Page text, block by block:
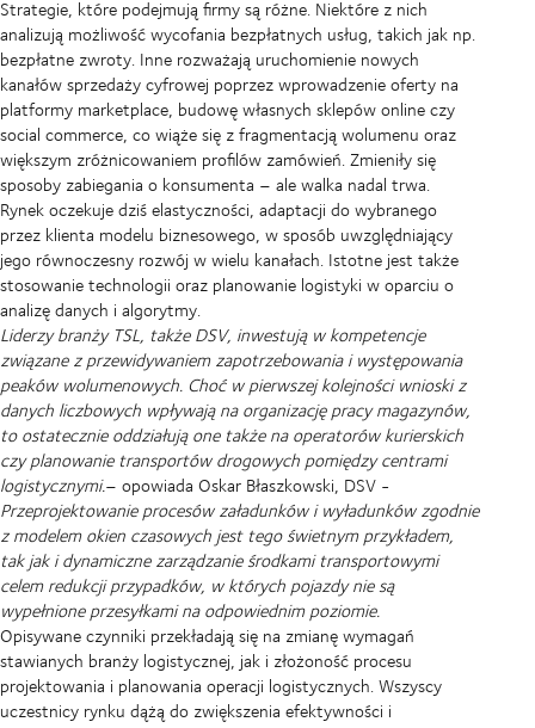
Strategie, które podejmują firmy są różne. Niektóre z nich
analizują możliwość wycofania bezpłatnych usług, takich jak np.
bezpłatne zwroty. Inne rozważają uruchomienie nowych
kanałów sprzedaży cyfrowej poprzez wprowadzenie oferty na
platformy marketplace, budowę własnych sklepów online czy
social commerce, co wiąże się z fragmentacją wolumenu oraz
większym zróżnicowaniem profilów zamówień. Zmieniły się
sposoby zabiegania o konsumenta – ale walka nadal trwa.
Rynek oczekuje dziś elastyczności, adaptacji do wybranego
przez klienta modelu biznesowego, w sposób uwzględniający
jego równoczesny rozwój w wielu kanałach. Istotne jest także
stosowanie technologii oraz planowanie logistyki w oparciu o
analizę danych i algorytmy.
Liderzy branży TSL, także DSV, inwestują w kompetencje
związane z przewidywaniem zapotrzebowania i występowania
peaków wolumenowych. Choć w pierwszej kolejności wnioski z
danych liczbowych wpływają na organizację pracy magazynów,
to ostatecznie oddziałują one także na operatorów kurierskich
czy planowanie transportów drogowych pomiędzy centrami
logistycznymi.– opowiada Oskar Błaszkowski, DSV -
Przeprojektowanie procesów załadunków i wyładunków zgodnie
z modelem okien czasowych jest tego świetnym przykładem,
tak jak i dynamiczne zarządzanie środkami transportowymi
celem redukcji przypadków, w których pojazdy nie są
wypełnione przesyłkami na odpowiednim poziomie.
Opisywane czynniki przekładają się na zmianę wymagań
stawianych branży logistycznej, jak i złożoność procesu
projektowania i planowania operacji logistycznych. Wszyscy
uczestnicy rynku dążą do zwiększenia efektywności i